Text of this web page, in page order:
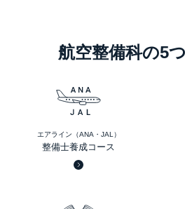
航空整備科の5
エアライン（ANA・JAL）
整備士養成コース